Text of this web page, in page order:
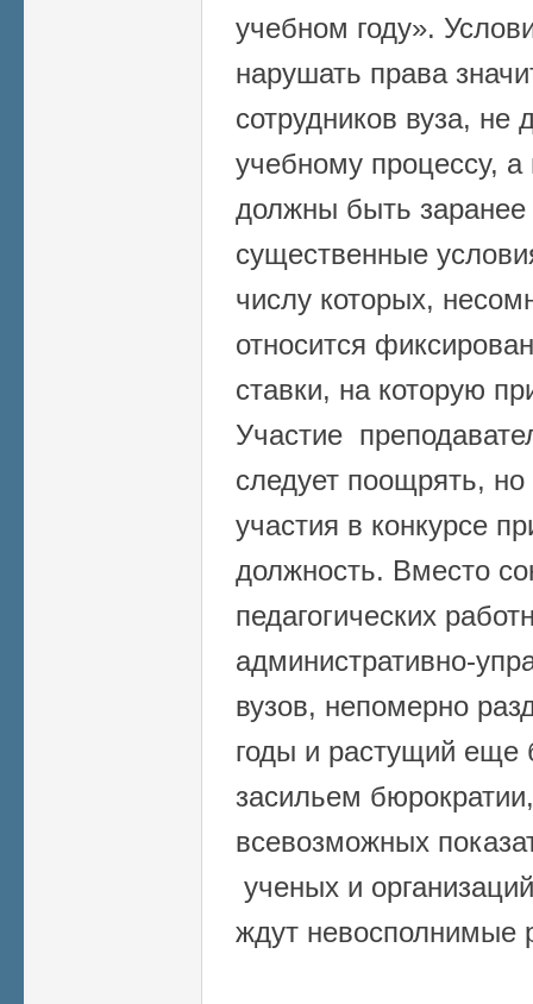
учебном году».
нарушать права
сотрудников вуза, не
учебному процессу, а
должны быть
существенные
числу которых,
относится
ставки, на которую
Участие
следует поощрять,
участия в конкурсе
должность. Вместо
педагогических
административно-
вузов, непомерно
годы и растущий еще
засильем
всевозможных
ученых и
ждут невосполнимые